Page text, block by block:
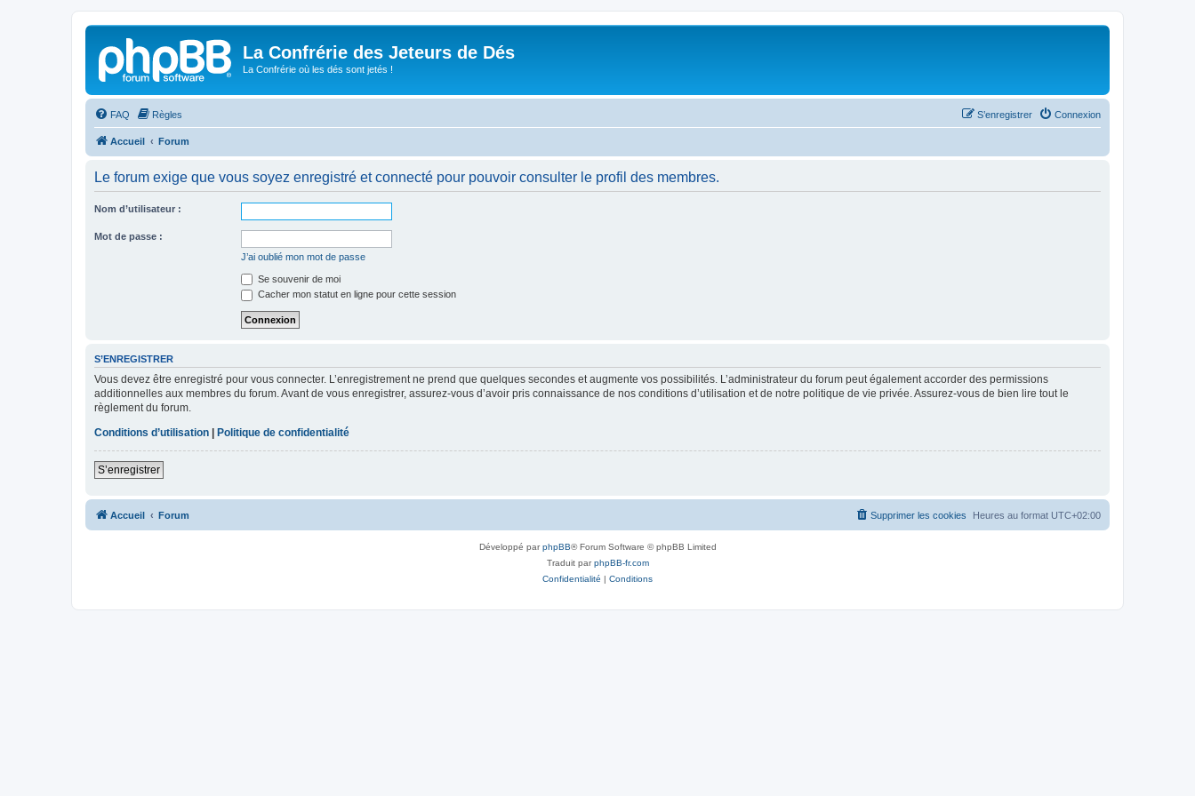
La Confrérie des Jeteurs de Dés
La Confrérie où les dés sont jetés !
FAQ Règles Connexion
S’enregistrer
Accueil Forum
Le forum exige que vous soyez enregistré et connecté pour pouvoir consulter le profil des membres.
Nom d’utilisateur :
Mot de passe :
J’ai oublié mon mot de passe
Se souvenir de moi
Cacher mon statut en ligne pour cette session
S’ENREGISTRER
Vous devez être enregistré pour vous connecter. L’enregistrement ne prend que quelques secondes et augmente vos possibilités. L’administrateur du forum peut également accorder des permissions
additionnelles aux membres du forum. Avant de vous enregistrer, assurez-vous d’avoir pris connaissance de nos conditions d’utilisation et de notre politique de vie privée. Assurez-vous de bien lire tout le
règlement du forum.
Conditions d’utilisation
Politique de confidentialité
S’enregistrer
Accueil Forum Heures au format UTC+02:00
Supprimer les cookies
Développé parphpBB® Forum Software © phpBB Limited
Traduit parphpBB-fr.com
Confidentialité | Conditions